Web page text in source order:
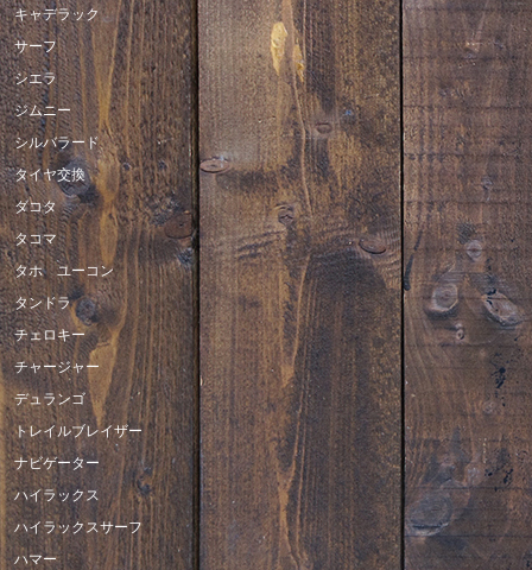
キャデラック
サーフ
シエラ
ジムニー
シルバラード
タイヤ交換
ダコタ
タコマ
タホ ユーコン
タンドラ
チェロキー
チャージャー
デュランゴ
トレイルブレイザー
ナビゲーター
ハイラックス
ハイラックスサーフ
ハマー